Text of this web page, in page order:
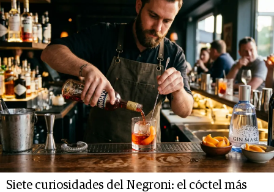
Siete curiosidades del Negroni: el cóctel más